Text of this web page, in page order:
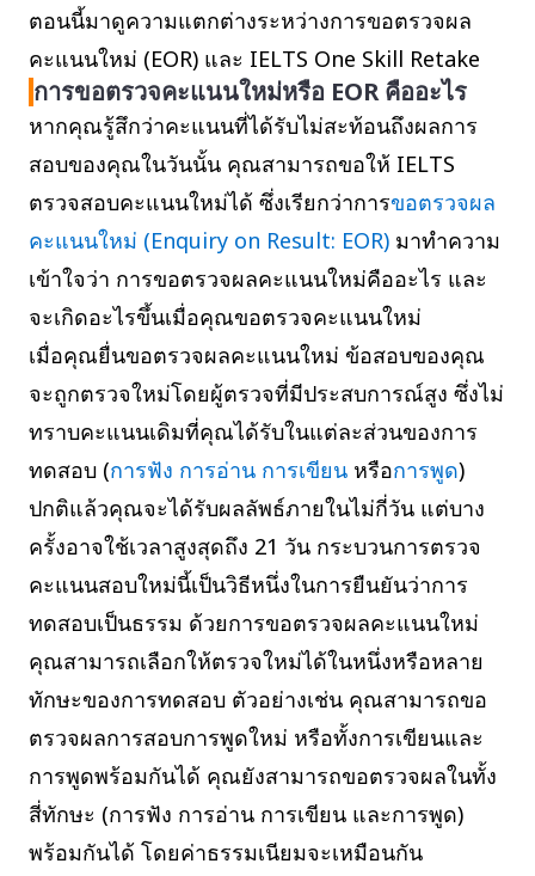
ตอนนี้มาดูความแตกต่างระหว่างการขอตรวจผล
คะแนนใหม่ (EOR) และ IELTS One Skill Retake
การขอตรวจคะแนนใหม่หรือ EOR คืออะไร
หากคุณรู้สึกว่าคะแนนที่ได้รับไม่สะท้อนถึงผลการ
สอบของคุณในวันนั้น คุณสามารถขอให้ IELTS
ตรวจสอบคะแนนใหม่ได้ ซึ่งเรียกว่าการขอตรวจผล
คะแนนใหม่ (Enquiry on Result: EOR) มาทำความ
เข้าใจว่า การขอตรวจผลคะแนนใหม่คืออะไร และ
จะเกิดอะไรขึ้นเมื่อคุณขอตรวจคะแนนใหม่
เมื่อคุณยื่นขอตรวจผลคะแนนใหม่ ข้อสอบของคุณ
จะถูกตรวจใหม่โดยผู้ตรวจที่มีประสบการณ์สูง ซึ่งไม่
ทราบคะแนนเดิมที่คุณได้รับในแต่ละส่วนของการ
ทดสอบ (การฟัง การอ่าน การเขียน หรือการพูด)
ปกติแล้วคุณจะได้รับผลลัพธ์ภายในไม่กี่วัน แต่บาง
ครั้งอาจใช้เวลาสูงสุดถึง 21 วัน กระบวนการตรวจ
คะแนนสอบใหม่นี้เป็นวิธีหนึ่งในการยืนยันว่าการ
ทดสอบเป็นธรรม ด้วยการขอตรวจผลคะแนนใหม่
คุณสามารถเลือกให้ตรวจใหม่ได้ในหนึ่งหรือหลาย
ทักษะของการทดสอบ ตัวอย่างเช่น คุณสามารถขอ
ตรวจผลการสอบการพูดใหม่ หรือทั้งการเขียนและ
การพูดพร้อมกันได้ คุณยังสามารถขอตรวจผลในทั้ง
สี่ทักษะ (การฟัง การอ่าน การเขียน และการพูด)
พร้อมกันได้ โดยค่าธรรมเนียมจะเหมือนกัน